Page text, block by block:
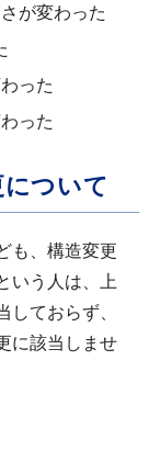
が変わった
った
った
ついて
も、構造変更
いう人は、上
ておらず、
に該当しませ